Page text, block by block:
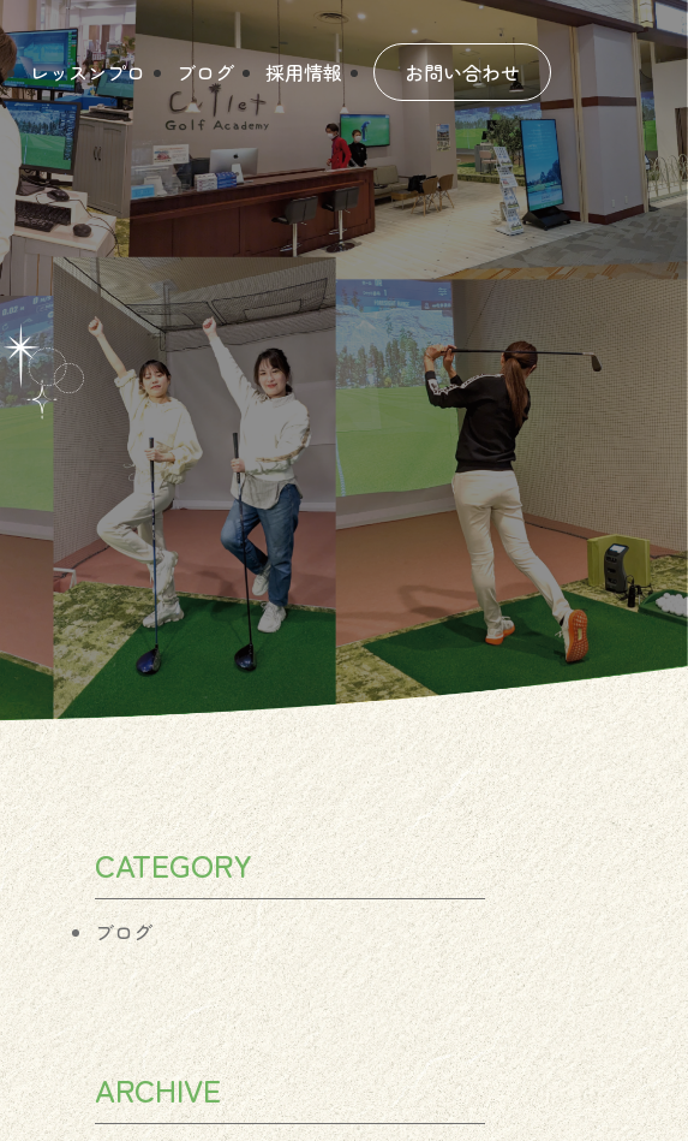
レッスンプロ ブログ 採用情報 お問い合わせ
CATEGORY
ブログ
ARCHIVE